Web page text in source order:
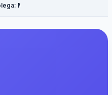
Mensagem! - Voz Masculina